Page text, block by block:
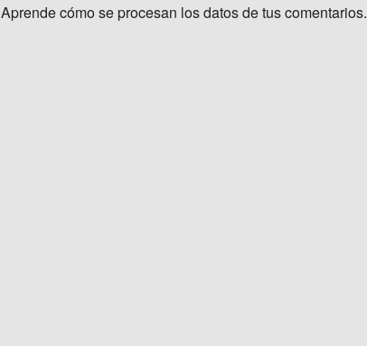
Aprende cómo se procesan los datos de tus comentarios.